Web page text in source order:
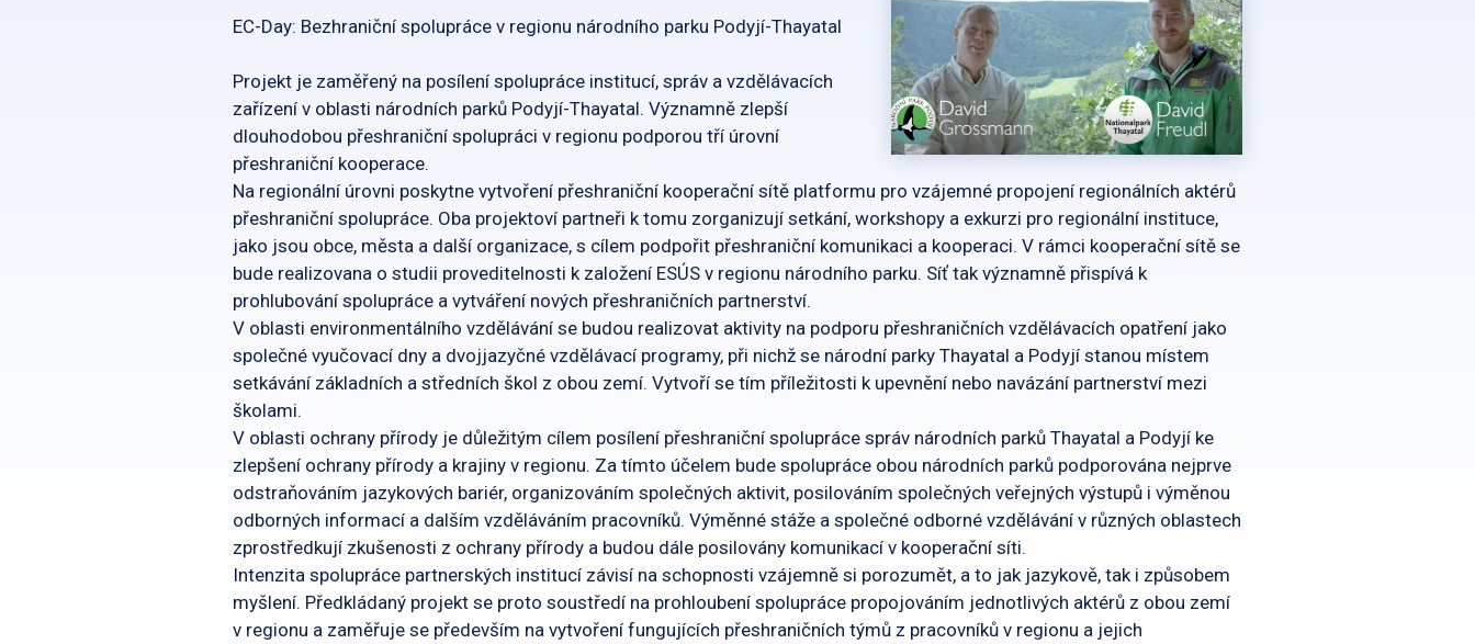
EC-Day: Bezhraniční spolupráce v regionu národního parku Podyjí-Thayatal
Projekt je zaměřený na posílení spolupráce institucí, správ a vzdělávacích
zařízení v oblasti národních parků Podyjí-Thayatal. Významně zlepší
dlouhodobou přeshraniční spolupráci v regionu podporou tří úrovní
přeshraniční kooperace.
Na regionální úrovni poskytne vytvoření přeshraniční kooperační sítě platformu pro vzájemné propojení regionálních aktérů
přeshraniční spolupráce. Oba projektoví partneři k tomu zorganizují setkání, workshopy a exkurzi pro regionální instituce,
jako jsou obce, města a další organizace, s cílem podpořit přeshraniční komunikaci a kooperaci. V rámci kooperační sítě se
bude realizovana o studii proveditelnosti k založení ESÚS v regionu národního parku. Síť tak významně přispívá k
prohlubování spolupráce a vytváření nových přeshraničních partnerství.
V oblasti environmentálního vzdělávání se budou realizovat aktivity na podporu přeshraničních vzdělávacích opatření jako
společné vyučovací dny a dvojjazyčné vzdělávací programy, při nichž se národní parky Thayatal a Podyjí stanou místem
setkávání základních a středních škol z obou zemí. Vytvoří se tím příležitosti k upevnění nebo navázání partnerství mezi
školami.
V oblasti ochrany přírody je důležitým cílem posílení přeshraniční spolupráce správ národních parků Thayatal a Podyjí ke
zlepšení ochrany přírody a krajiny v regionu. Za tímto účelem bude spolupráce obou národních parků podporována nejprve
odstraňováním jazykových bariér, organizováním společných aktivit, posilováním společných veřejných výstupů i výměnou
odborných informací a dalším vzděláváním pracovníků. Výměnné stáže a společné odborné vzdělávání v různých oblastech
zprostředkují zkušenosti z ochrany přírody a budou dále posilovány komunikací v kooperační síti.
Intenzita spolupráce partnerských institucí závisí na schopnosti vzájemně si porozumět, a to jak jazykově, tak i způsobem
myšlení. Předkládaný projekt se proto soustředí na prohloubení spolupráce propojováním jednotlivých aktérů z obou zemí
v regionu a zaměřuje se především na vytvoření fungujících přeshraničních týmů z pracovníků v regionu a jejich